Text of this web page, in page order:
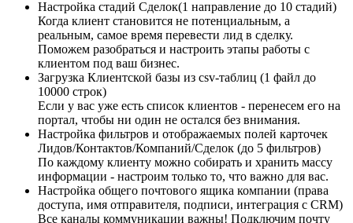
Настройка стадий Сделок(1 направление до 10 стадий)
Когда клиент становится не потенциальным, а
реальным, самое время перевести лид в сделку.
Поможем разобраться и настроить этапы работы с
клиентом под ваш бизнес.
Загрузка Клиентской базы из csv-таблиц (1 файл до
10000 строк)
Если у вас уже есть список клиентов - перенесем его на
портал, чтобы ни один не остался без внимания.
Настройка фильтров и отображаемых полей карточек
Лидов/Контактов/Компаний/Сделок (до 5 фильтров)
По каждому клиенту можно собирать и хранить массу
информации - настроим только то, что важно для вас.
Настройка общего почтового ящика компании (права
доступа, имя отправителя, подписи, интеграция с CRM)
Все каналы коммуникации важны! Подключим почту